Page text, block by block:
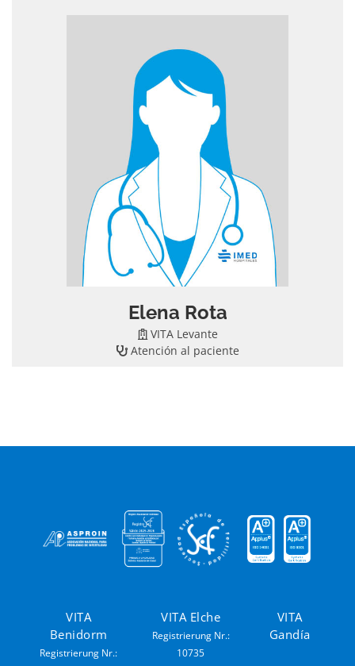
Elena Rota
VITA Levante
Atención al paciente
VITA
Benidorm
Registrierung Nr.:
VITA Elche
Registrierung Nr.:
10735
VITA
Gandía